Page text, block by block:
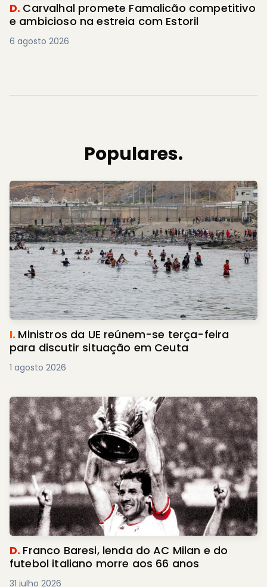
D. Carvalhal promete Famalicão competitivo
e ambicioso na estreia com Estoril
6 agosto 2026
Populares.
I. Ministros da UE reúnem-se terça-feira
para discutir situação em Ceuta
1 agosto 2026
D. Franco Baresi, lenda do AC Milan e do
futebol italiano morre aos 66 anos
31 julho 2026